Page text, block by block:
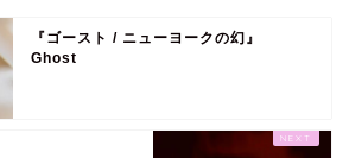
『ゴースト / ニューヨークの幻』
Ghost